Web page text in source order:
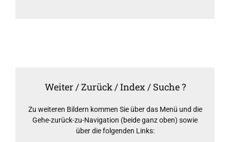
Weiter / Zurück / Index / Suche ?
Zu weiteren Bildern kommen Sie über das Menü und die
Gehe-zurück-zu-Navigation (beide ganz oben) sowie
über die folgenden Links: